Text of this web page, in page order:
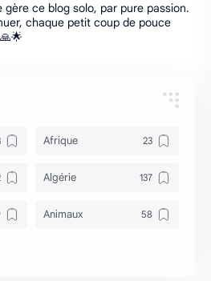
gère ce blog solo, par pure passion.
chaque petit coup de pouce
Afrique
Algérie
Animaux